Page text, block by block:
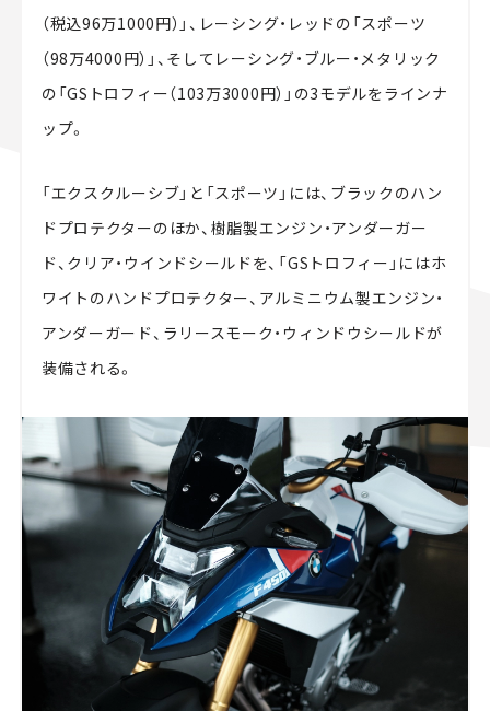
（税込96万1000円）」、レーシング・レッドの「スポーツ
（98万4000円）」、そしてレーシング・ブルー・メタリック
の「GSトロフィー（103万3000円）」の3モデルをラインナ
ップ。
「エクスクルーシブ」と「スポーツ」には、ブラックのハン
ドプロテクターのほか、樹脂製エンジン・アンダーガー
ド、クリア・ウインドシールドを、「GSトロフィー」にはホ
ワイトのハンドプロテクター、アルミニウム製エンジン・
アンダーガード、ラリースモーク・ウィンドウシールドが
装備される。